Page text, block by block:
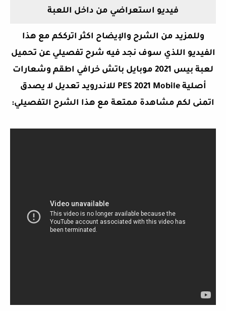
فيديو استعراضي من داخل اللعبة
وللمزيد من الشرح والإيضاح اكثر اترككم مع هذا
الفيديو اللذي سوف نجد فيه شرح تفصيلي عن تحميل
لعبة بيس 2021 موبايل باتش خرافي اطقم وشعارات
أصلية PES 2021 Mobile للاندرويد تعديل لا يصدق
اتمنى لكم مشاهدة ممتعة مع هذا الشرح التفصيلي: